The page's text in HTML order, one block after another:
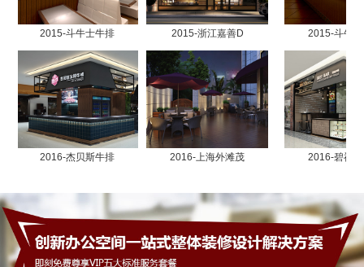
2015-斗牛士牛排 2015-浙江嘉善D
2016-杰贝斯牛排 2016-上海外滩茂
2015-斗牛士
2016-碧福肉